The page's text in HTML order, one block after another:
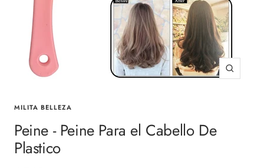
Zoom
MILITA BELLEZA
Peine - Peine Para el Cabello De
Plastico